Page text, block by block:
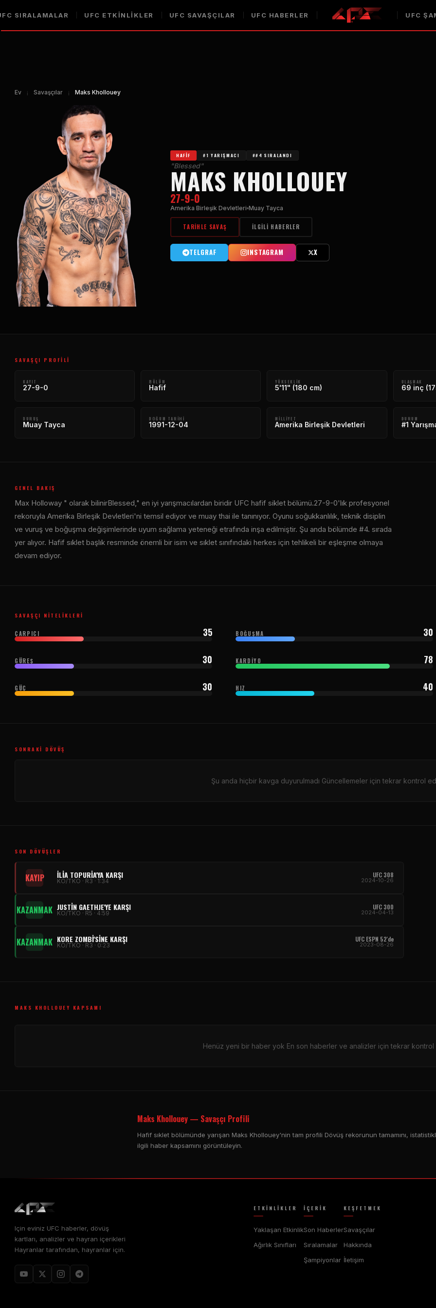
SIRALAMALAR UFC ETKINLIKLER UFC SAVAŞÇILAR UFC HABERLER UFC
Ev ¡ Savaşçılar ¡ Maks Khollouey
HAFIF #1 YARIŞMACI ##4 SIRALANDI
"Blessed"
MAKS KHOLLOUEY
27-9-0
Amerika Birleşik Devletleri Muay Tayca
TARIHLE SAVAŞ İLGILI HABERLER
TELGRAF INSTAGRAM X
SAVAŞÇI PROFILI
KAYIT
27-9-0
BÖLÜM
Hafif
YÜKSEKLIK
5'11" (180 cm)
ULAŞMAK
69 inç
DURUŞ
Muay Tayca
DOĞUM TARIHI
1991-12-04
MILLIYET
Amerika Birleşik Devletleri
DURUM
#1
GENEL BAKIŞ
Max Holloway " olarak bilinirBlessed," en iyi yarışmacılardan biridir UFC hafif siklet bölümü.27-9-0'lık profesyonel
rekoruyla Amerika Birleşik Devletleri'ni temsil ediyor ve muay thai ile tanınıyor. Oyunu soğukkanlılık, teknik disiplin
ve vuruş ve boğuşma değişimlerinde uyum sağlama yeteneği etrafında inşa edilmiştir. Şu anda bölümde #4. sırada
yer alıyor. Hafif sıklet başlık resminde önemli bir isim ve sıklet sınıfındaki herkes için tehlikeli bir eşleşme olmaya
devam ediyor.
SAVAŞÇI NITELIKLERI
ÇARPICI 35 BOĞUŞMA 30
GÜREŞ 30 KARDIYO 78
GÜÇ 30 HIZ 40
SONRAKI DÖVÜŞ
Şu anda hiçbir kavga duyurulmadı Güncellemeler için tekrar kontrol
SON DÖVÜŞLER
KAYIP ILIA TOPURIA'YA KARŞI
KO/TKO · R3 · 1:34
UFC 308
2024-10-26
KAZANMAK JUSTIN GAETHJE'YE KARŞI
KO/TKO · R5 · 4:59
UFC 300
2024-04-13
KAZANMAK KORE ZOMBI'SINE KARŞI
KO/TKO · R3 · 0:23
UFC ESPN 52'de
2023-08-26
MAKS KHOLLOUEY KAPSAMI
Henüz yeni bir haber yok En son haberler ve analizler için tekrar kontrol
Maks Khollouey — Savaşçı Profili
Hafif sıklet bölümünde yarışan Maks Khollouey'nin tam profili Dövüş rekorunun tamamını,
ilgili haber kapsamını görüntüleyin.
Için eviniz UFC haberler, dövüş
kartları, analizler ve hayran içerikleri
Hayranlar tarafından, hayranlar için.
ETKINLIKLER
Yaklaşan Etkinlik
Ağırlık Sınıfları
İÇERIK
Son Haberler
Sıralamalar
Şampiyonlar
KEŞFETMEK
Savaşçılar
Hakkında
İletişim